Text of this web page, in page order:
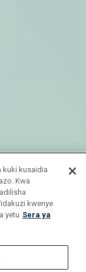
kuki kusaidia
Kwa
kwenye
yetu Sera ya